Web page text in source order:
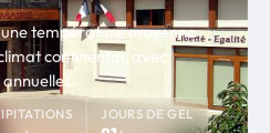
température moyenne
continental, avec
JOURS DE GEL